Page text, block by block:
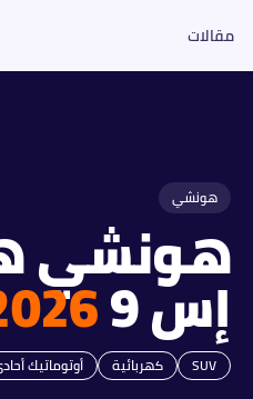
مقالات
هونشي
هونشي
إس 9
SUV كهربائية أوتوماتيك